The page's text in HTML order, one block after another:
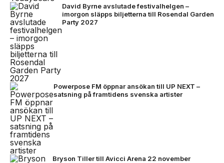
David Byrne avslutade festivalhelgen –
imorgon släpps biljetterna till Rosendal Garden
Party 2027
Powerpose FM öppnar ansökan till UP NEXT –
satsning på framtidens svenska artister
Bryson Tiller till Avicci Arena 22 november